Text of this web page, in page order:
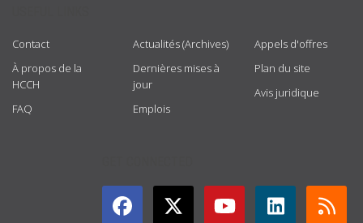
Contact
À propos de la
HCCH
FAQ
Actualités (Archives)
Dernières mises à
jour
Emplois
Appels d'offres
Plan du site
Avis juridique